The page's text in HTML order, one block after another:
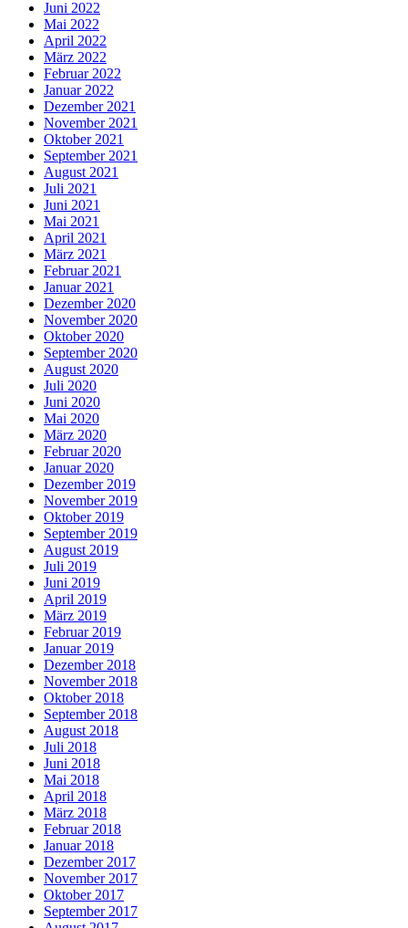
Juni 2022
Mai 2022
April 2022
März 2022
Februar 2022
Januar 2022
Dezember 2021
November 2021
Oktober 2021
September 2021
August 2021
Juli 2021
Juni 2021
Mai 2021
April 2021
März 2021
Februar 2021
Januar 2021
Dezember 2020
November 2020
Oktober 2020
September 2020
August 2020
Juli 2020
Juni 2020
Mai 2020
März 2020
Februar 2020
Januar 2020
Dezember 2019
November 2019
Oktober 2019
September 2019
August 2019
Juli 2019
Juni 2019
April 2019
März 2019
Februar 2019
Januar 2019
Dezember 2018
November 2018
Oktober 2018
September 2018
August 2018
Juli 2018
Juni 2018
Mai 2018
April 2018
März 2018
Februar 2018
Januar 2018
Dezember 2017
November 2017
Oktober 2017
September 2017